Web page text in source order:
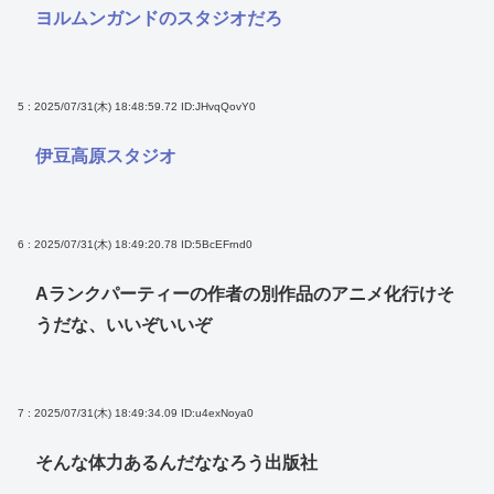
ヨルムンガンドのスタジオだろ
5 : 2025/07/31(木) 18:48:59.72 ID:JHvqQovY0
伊豆高原スタジオ
6 : 2025/07/31(木) 18:49:20.78 ID:5BcEFrnd0
Aランクパーティーの作者の別作品のアニメ化行けそ
うだな、いいぞいいぞ
7 : 2025/07/31(木) 18:49:34.09 ID:u4exNoya0
そんな体力あるんだななろう出版社